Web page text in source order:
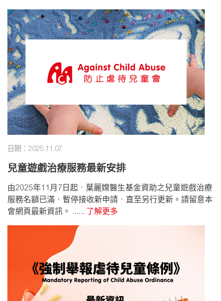
日期：2025.11.07
兒童遊戲治療服務最新安排
由2025年11月7日起，葉麗嫦醫生基金資助之兒童遊戲治療
服務名額已滿，暫停接收新申請，直至另行更新。請留意本
會網頁最新資訊。 ...... 了解更多